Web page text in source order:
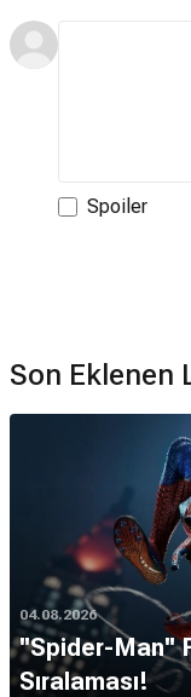
Spoiler
Son Eklenen
04.08.2026
''Spider-Man''
Sıralaması!